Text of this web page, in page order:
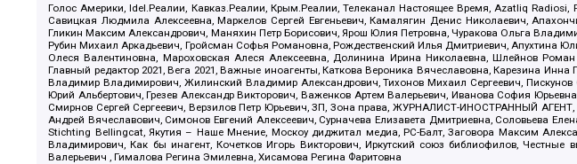
Голос Америки, Idel.Реалии, Кавказ.Реалии, Крым.Реалии, Телеканал Настоящее Время, Azatliq Radiosi,
Савицкая Людмила Алексеевна, Маркелов Сергей Евгеньевич, Камалягин Денис Николаевич,
Гликин Максим Александрович, Маняхин Петр Борисович, Ярош Юлия Петровна, Чуракова Ольга
Рубин Михаил Аркадьевич, Гройсман Софья Романовна, Рождественский Илья Дмитриевич, Апухтина
Олеся Валентиновна, Мароховская Алеся Алексеевна, Долинина Ирина Николаевна, Шлейнов
Главный редактор 2021, Вега 2021, Важные иноагенты, Каткова Вероника Вячеславовна, Карезина
Владимир Владимирович, Жилинский Владимир Александрович, Тихонов Михаил Сергеевич, Пискунов
Юрий Альбертович, Грезев Александр Викторович, Важенков Артем Валерьевич, Иванова София
Смирнов Сергей Сергеевич, Верзилов Петр Юрьевич, ЗП, Зона права, ЖУРНАЛИСТ-ИНОСТРАННЫЙ
Андрей Вячеславович, Симонов Евгений Алексеевич, Сурначева Елизавета Дмитриевна, Соловьева
Stichting Bellingcat, Якутия – Наше Мнение, Москоу диджитал медиа, РС-Балт, Заговора Максим
Владимирович, Как бы инагент, Кочетков Игорь Викторович, Иркутский союз библиофилов,
Валерьевич , Гималова Регина Эмилевна, Хисамова Регина Фаритовна